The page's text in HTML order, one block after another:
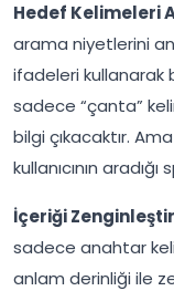
Hedef Kelimeleri
arama niyetlerini
ifadeleri kullanarak
sadece “çanta”
bilgi çıkacaktır.
kullanıcının
İçeriği
sadece anahtar
anlam derinliği ile